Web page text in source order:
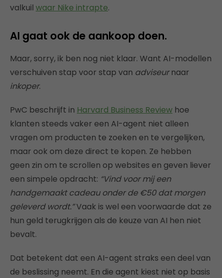
valkuil waar Nike intrapte.
AI gaat ook de aankoop doen.
Maar, sorry, ik ben nog niet klaar. Want AI-modellen
verschuiven stap voor stap van adviseurnaar
inkoper.
PwC beschrijft in Harvard Business Review hoe
klanten steeds vaker een AI-agent niet alleen
vragen om producten te zoeken en te vergelijken,
maar ook om deze direct te kopen. Ze hebben
geen zin om te scrollen op websites en geven liever
een simpele opdracht: “Vind voor mij een
handgemaakt cadeau onder de €50 dat morgen
geleverd wordt.”Vaak is wel een voorwaarde dat ze
hun geld terugkrijgen als de keuze van AI hen niet
bevalt.
Dat betekent dat een AI-agent straks een deel van
de beslissing neemt. En die agent kiest niet op basis